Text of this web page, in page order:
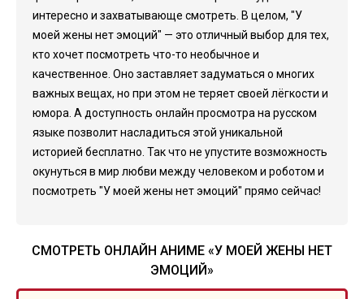
интересно и захватывающе смотреть. В целом, "У
моей жены нет эмоций" — это отличный выбор для тех,
кто хочет посмотреть что-то необычное и
качественное. Оно заставляет задуматься о многих
важных вещах, но при этом не теряет своей лёгкости и
юмора. А доступность онлайн просмотра на русском
языке позволит насладиться этой уникальной
историей бесплатно. Так что не упустите возможность
окунуться в мир любви между человеком и роботом и
посмотреть "У моей жены нет эмоций" прямо сейчас!
СМОТРЕТЬ ОНЛАЙН АНИМЕ «У МОЕЙ ЖЕНЫ НЕТ
ЭМОЦИЙ»